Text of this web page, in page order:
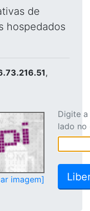
de
hospedados
,
imagem]
Digite
lado no